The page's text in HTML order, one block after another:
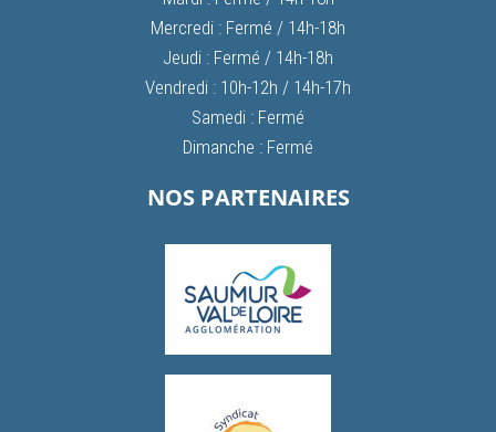
Mercredi : Fermé / 14h-18h
Jeudi : Fermé / 14h-18h
Vendredi : 10h-12h / 14h-17h
Samedi : Fermé
Dimanche : Fermé
NOS PARTENAIRES